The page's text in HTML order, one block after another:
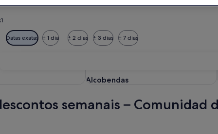
2026.
31
Datas exatas ± 1 dia ± 2 dias ± 3 dias ± 7 dias
Alcobendas
Alcobendas
Alcobendas
semanais – Comunidad